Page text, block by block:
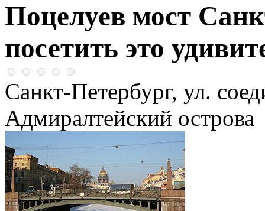
Поцелуев мост
посетить это
Санкт-Петербург, ул.
Адмиралтейский острова